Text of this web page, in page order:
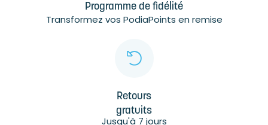
Programme de fidélité
Transformez vos PodiaPoints en remise
Retours
gratuits
Jusqu'à 7 jours